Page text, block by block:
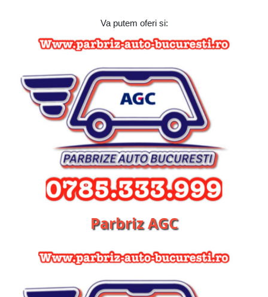
Va putem oferi si:
Parbriz AGC